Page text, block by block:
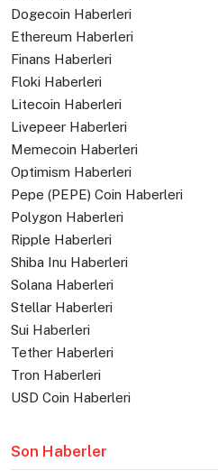
Dogecoin Haberleri
Ethereum Haberleri
Finans Haberleri
Floki Haberleri
Litecoin Haberleri
Livepeer Haberleri
Memecoin Haberleri
Optimism Haberleri
Pepe (PEPE) Coin Haberleri
Polygon Haberleri
Ripple Haberleri
Shiba Inu Haberleri
Solana Haberleri
Stellar Haberleri
Sui Haberleri
Tether Haberleri
Tron Haberleri
USD Coin Haberleri
Son Haberler